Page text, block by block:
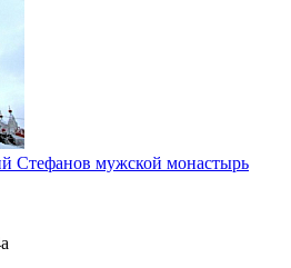
Стефанов мужской монастырь